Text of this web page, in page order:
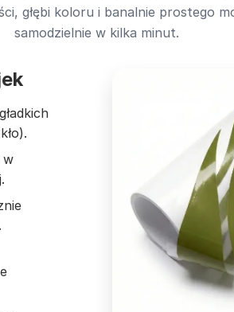
głębi koloru i banalnie prostego
samodzielnie w kilka minut.
w